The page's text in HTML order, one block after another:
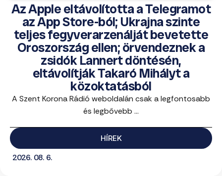
Az Apple eltávolította a Telegramot
az App Store-ból; Ukrajna szinte
teljes fegyverarzenálját bevetette
Oroszország ellen; örvendeznek a
zsidók Lannert döntésén,
eltávolítják Takaró Mihályt a
közoktatásból
A Szent Korona Rádió weboldalán csak a legfontosabb
és legbővebb ...
HÍREK
2026. 08. 6.